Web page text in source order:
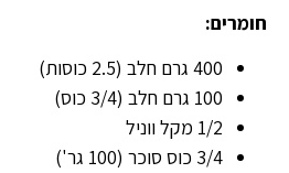
חומרים:
400 גרם חלב (2.5 כוסות)
100 גרם חלב (3/4 כוס)
1/2 מקל ווניל
3/4 כוס סוכר (100 גר')